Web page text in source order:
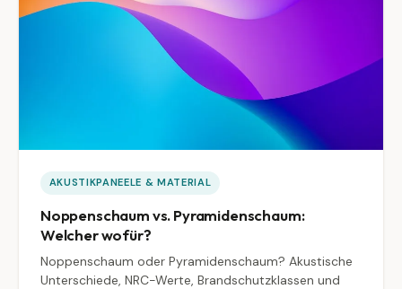
AKUSTIKPANEELE & MATERIAL
Noppenschaum vs. Pyramidenschaum:
Welcher wofür?
Noppenschaum oder Pyramidenschaum? Akustische
Unterschiede, NRC-Werte, Brandschutzklassen und